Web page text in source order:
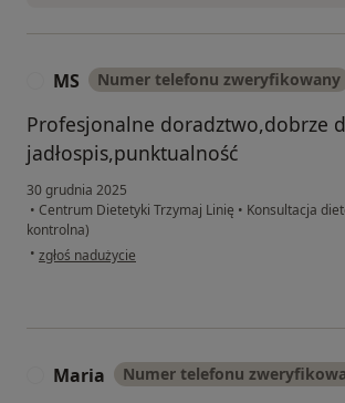
MS Numer telefonu zweryfikowany
Profesjonalne doradztwo,dobrze
jadłospis,punktualność
30 grudnia 2025
• Centrum Dietetyki Trzymaj Linię • Konsultacja
kontrolna)
• w opinii użytkownika MS
zgłoś nadużycie
Maria Numer telefonu